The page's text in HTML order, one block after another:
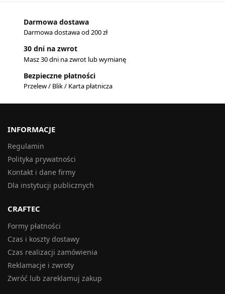
Darmowa dostawa
Darmowa dostawa od 200 zł
30 dni na zwrot
Masz 30 dni na zwrot lub wymianę
Bezpieczne płatności
Przelew / Blik / Karta płatnicza
INFORMACJE
Regulamin
Polityka prywatności
Kontakt i dane firmy
Dla instytucji publicznych
CRAFTEC
Formy płatności
Czas i koszty dostawy
Czas realizacji zamówienia
Reklamacje i zwroty
Zwróć lub zareklamuj zakup